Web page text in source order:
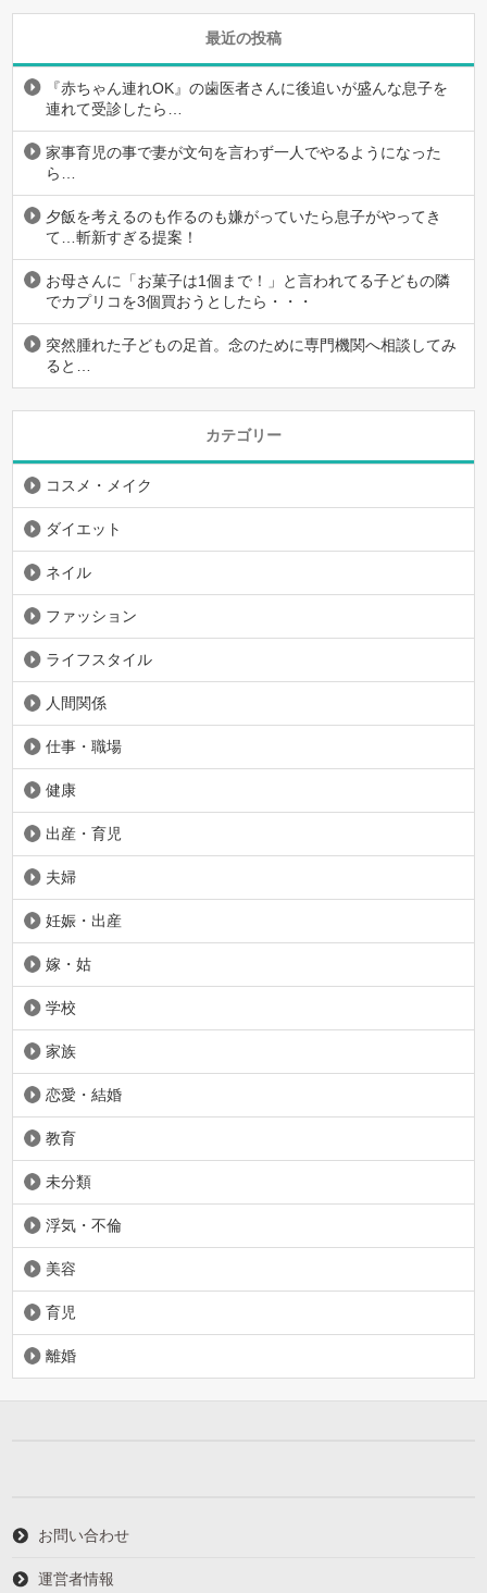
最近の投稿
『赤ちゃん連れOK』の歯医者さんに後追いが盛んな息子を
連れて受診したら…
家事育児の事で妻が文句を言わず一人でやるようになった
ら…
夕飯を考えるのも作るのも嫌がっていたら息子がやってき
て…斬新すぎる提案！
お母さんに「お菓子は1個まで！」と言われてる子どもの隣
でカプリコを3個買おうとしたら・・・
突然腫れた子どもの足首。念のために専門機関へ相談してみ
ると…
カテゴリー
コスメ・メイク
ダイエット
ネイル
ファッション
ライフスタイル
人間関係
仕事・職場
健康
出産・育児
夫婦
妊娠・出産
嫁・姑
学校
家族
恋愛・結婚
教育
未分類
浮気・不倫
美容
育児
離婚
お問い合わせ
運営者情報